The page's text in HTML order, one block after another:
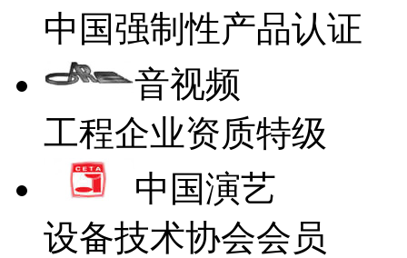
中国强制性产品认证
音视频
工程企业资质特级
中国演艺
设备技术协会会员